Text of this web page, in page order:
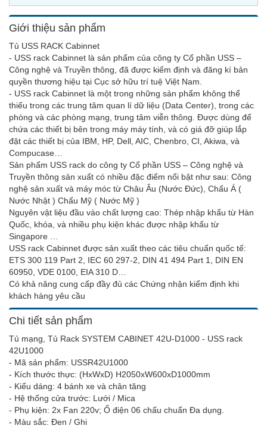
Giới thiệu sản phẩm
Tủ USS RACK Cabinnet
- USS rack Cabinnet là sản phẩm của công ty Cổ phần USS –
Công nghệ và Truyền thông, đã được kiểm định và đăng kí bản
quyền thương hiệu tại Cục sở hữu trí tuệ Việt Nam.
- USS rack Cabinnet là một trong những sản phẩm không thể
thiếu trong các trung tâm quan lí dữ liệu (Data Center), trong các
phòng và các phòng mạng, trung tâm viễn thông. Được dùng để
chứa các thiết bị bên trong máy máy tính, và có giá đỡ giúp lắp
đặt các thiết bị của IBM, HP, Dell, AIC, Chenbro, CI, Akiwa, và
Compucase…
Sản phẩm USS rack do công ty Cổ phần USS – Công nghệ và
Truyền thông sản xuất có nhiều đặc điểm nổi bật như sau: Công
nghệ sản xuất và máy móc từ Châu Âu (Nước Đức), Chấu Á (
Nước Nhật ) Chấu Mỹ ( Nước Mỹ )
Nguyên vật liệu đầu vào chất lượng cao: Thép nhập khẩu từ Hàn
Quốc, khóa, và nhiều phụ kiện khác được nhập khẩu từ
Singapore …
USS rack Cabinnet được sản xuất theo các tiêu chuẩn quốc tế:
ETS 300 119 Part 2, IEC 60 297-2, DIN 41 494 Part 1, DIN EN
60950, VDE 0100, EIA 310 D…
Có khả năng cung cấp đầy đủ các Chứng nhận kiểm định khi
khách hàng yêu cầu
Chi tiết sản phẩm
Tủ mạng, Tủ Rack SYSTEM CABINET 42U-D1000 - USS rack
42U1000
- Mã sản phẩm: USSR42U1000
- Kích thước thực: (HxWxD) H2050xW600xD1000mm
- Kiểu dáng: 4 bánh xe và chân tăng
- Hệ thống cửa trước: Lưới / Mica
- Phụ kiện: 2x Fan 220v; Ổ điện 06 chấu chuẩn Đa dụng.
- Màu sắc: Đen / Ghi